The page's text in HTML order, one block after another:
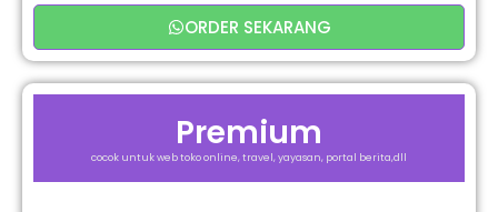
ORDER SEKARANG
Premium
cocok untuk web toko online, travel, yayasan, portal berita,dll